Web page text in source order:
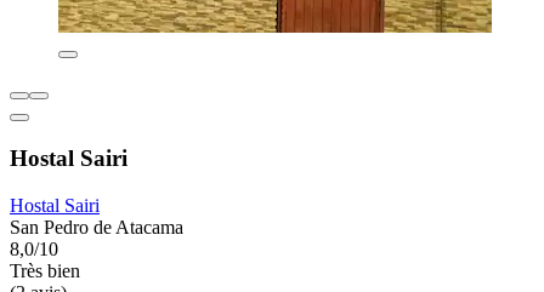
Hostal Sairi
Hostal Sairi
San Pedro de Atacama
8,0/10
Très bien